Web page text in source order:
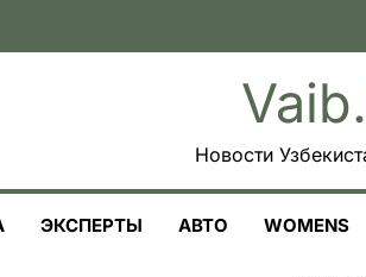
Новости
ЭКСПЕРТЫ АВТО WOMENS